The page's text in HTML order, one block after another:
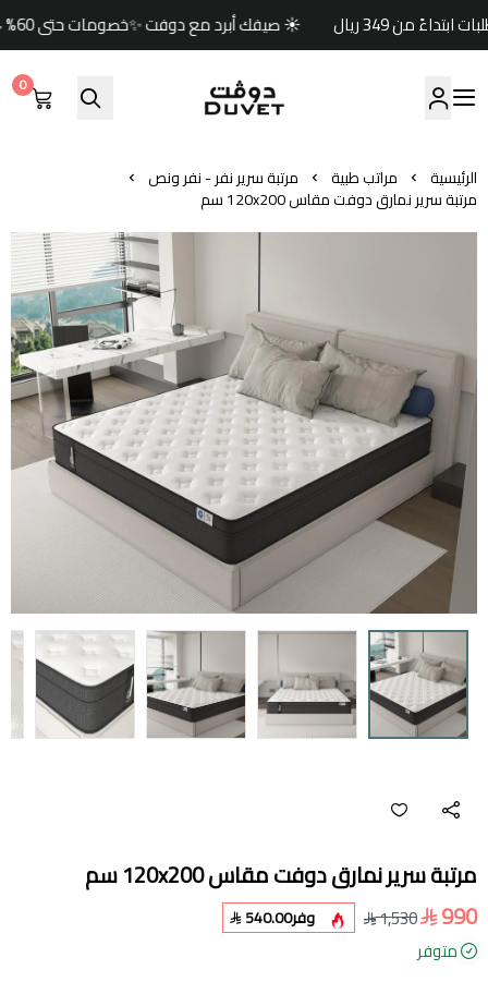
☀️ صيفك أبرد مع دوفت ✨خصومات حتى 60% 🏷️وكود خصم إضافي (صيف) 🎁🚚 شحن مجاني للطلبات ابتداءً من 349 ريال
مفارش دوفت | DUVET
0
الرئيسية مراتب طبية مرتبة سرير نفر - نفر ونص
مرتبة سرير نمارق دوفت مقاس 120x200 سم
مرتبة سرير نمارق دوفت مقاس 120x200 سم
990
1,530 وفر540.00
متوفر